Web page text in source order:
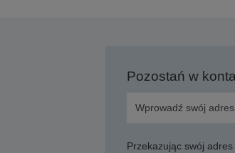
Pozostań w
Przekazując swój